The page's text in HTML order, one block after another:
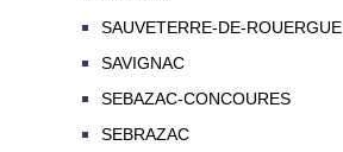
SAUVETERRE-DE-ROUERGUE
SAVIGNAC
SEBAZAC-CONCOURES
SEBRAZAC